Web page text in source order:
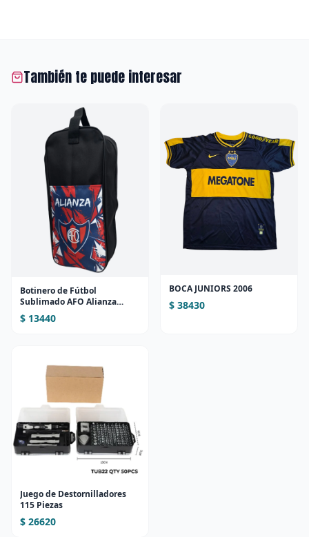
También te puede interesar
Botinero de Fútbol
Sublimado AFO Alianza
(Diseño 1)
$ 13440
BOCA JUNIORS 2006
$ 38430
Juego de Destornilladores
115 Piezas
$ 26620